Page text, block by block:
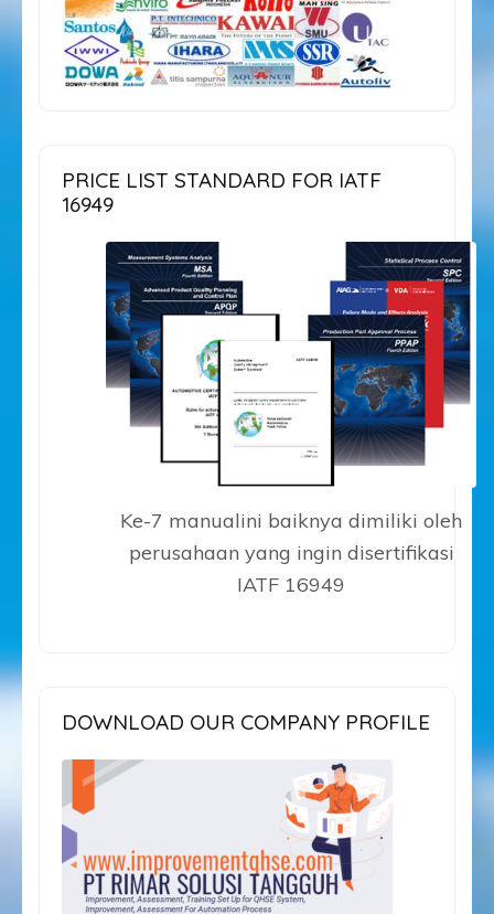
PRICE LIST STANDARD FOR IATF
16949
Ke-7 manualini baiknya dimiliki oleh
perusahaan yang ingin disertifikasi
IATF 16949
DOWNLOAD OUR COMPANY PROFILE